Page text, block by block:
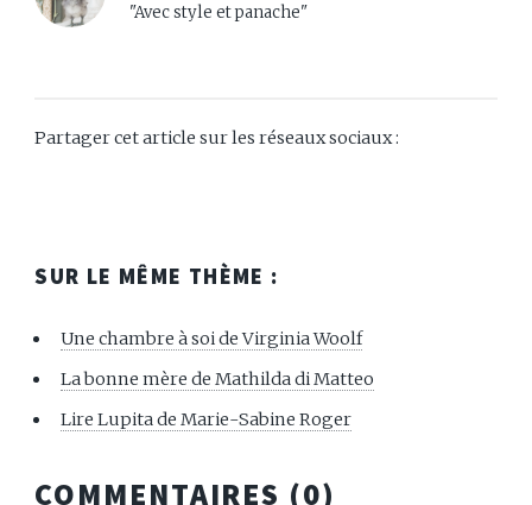
"Avec style et panache"
Partager cet article sur les réseaux sociaux :
SUR LE MÊME THÈME :
Une chambre à soi de Virginia Woolf
La bonne mère de Mathilda di Matteo
Lire Lupita de Marie-Sabine Roger
COMMENTAIRES (0)